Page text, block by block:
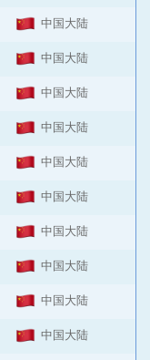
中国大陆
中国大陆
中国大陆
中国大陆
中国大陆
中国大陆
中国大陆
中国大陆
中国大陆
中国大陆